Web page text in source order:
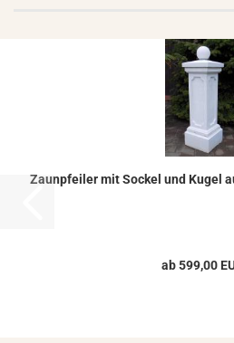
Zaun­pfei­ler mit So­ckel und Kugel
ab 599,00